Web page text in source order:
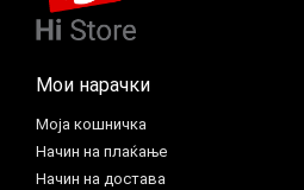
Мои нарачки
Моја кошничка
Начин на плаќање
Начин на достава